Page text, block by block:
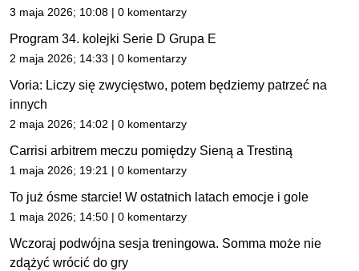
3 maja 2026; 10:08 | 0 komentarzy
Program 34. kolejki Serie D Grupa E
2 maja 2026; 14:33 | 0 komentarzy
Voria: Liczy się zwycięstwo, potem będziemy patrzeć na
innych
2 maja 2026; 14:02 | 0 komentarzy
Carrisi arbitrem meczu pomiędzy Sieną a Trestiną
1 maja 2026; 19:21 | 0 komentarzy
To już ósme starcie! W ostatnich latach emocje i gole
1 maja 2026; 14:50 | 0 komentarzy
Wczoraj podwójna sesja treningowa. Somma może nie
zdążyć wrócić do gry